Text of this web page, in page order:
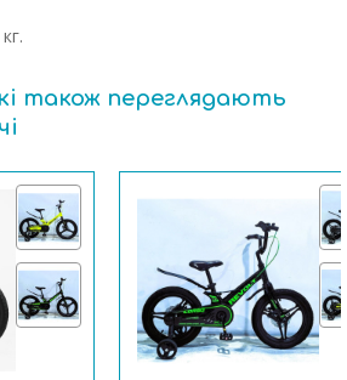
також переглядають